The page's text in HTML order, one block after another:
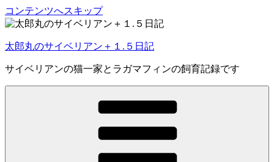
コンテンツへスキップ
太郎丸のサイベリアン＋１.５日記
サイベリアンの猫一家とラガマフィンの飼育記録です